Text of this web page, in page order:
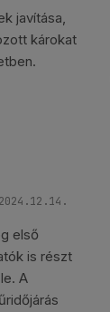
javítása,
károkat
2024.12.14.
első
is részt
A